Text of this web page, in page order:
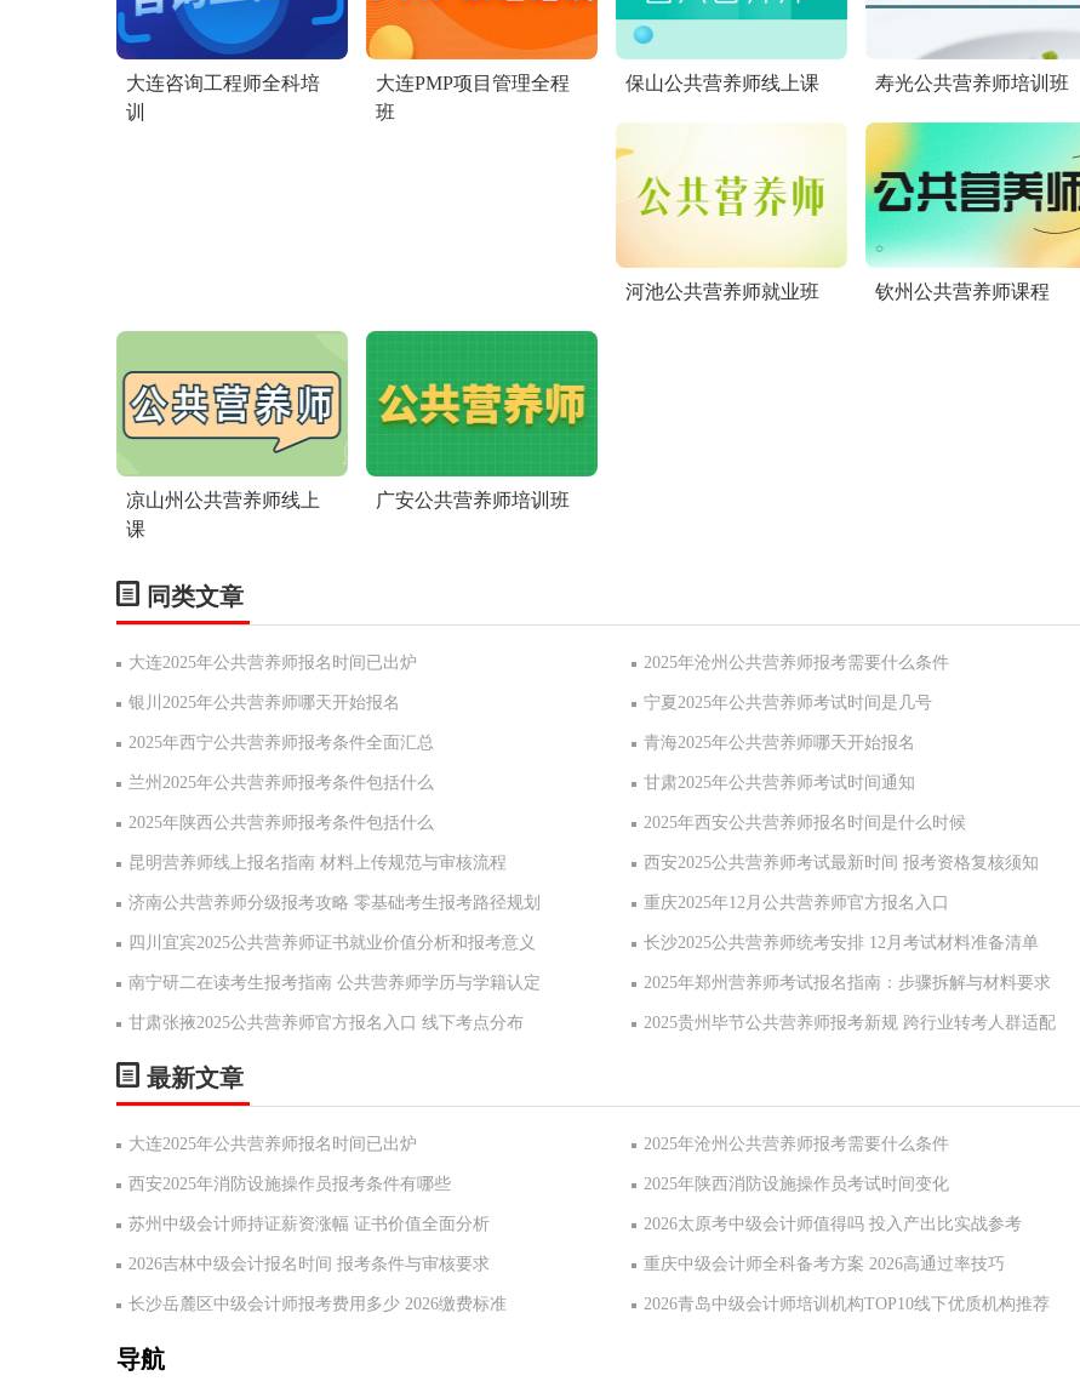
大连咨询工程师全科培
训
大连PMP项目管理全程
班
保山公共营养师线上课 寿光公共营养师培训班
河池公共营养师就业班 钦州公共营养师课程
凉山州公共营养师线上
课
广安公共营养师培训班
同类文章
大连2025年公共营养师报名时间已出炉 2025年沧州公共营养师报考需要什么条件
银川2025年公共营养师哪天开始报名 宁夏2025年公共营养师考试时间是几号
2025年西宁公共营养师报考条件全面汇总 青海2025年公共营养师哪天开始报名
兰州2025年公共营养师报考条件包括什么 甘肃2025年公共营养师考试时间通知
2025年陕西公共营养师报考条件包括什么 2025年西安公共营养师报名时间是什么时候
昆明营养师线上报名指南 材料上传规范与审核流程 西安2025公共营养师考试最新时间 报考资格复核须知
济南公共营养师分级报考攻略 零基础考生报考路径规划 重庆2025年12月公共营养师官方报名入口
四川宜宾2025公共营养师证书就业价值分析和报考意义 长沙2025公共营养师统考安排 12月考试材料准备清单
南宁研二在读考生报考指南 公共营养师学历与学籍认定 2025年郑州营养师考试报名指南：步骤拆解与材料要求
甘肃张掖2025公共营养师官方报名入口 线下考点分布 2025贵州毕节公共营养师报考新规 跨行业转考人群适配
最新文章
大连2025年公共营养师报名时间已出炉 2025年沧州公共营养师报考需要什么条件
西安2025年消防设施操作员报考条件有哪些 2025年陕西消防设施操作员考试时间变化
苏州中级会计师持证薪资涨幅 证书价值全面分析 2026太原考中级会计师值得吗 投入产出比实战参考
2026吉林中级会计报名时间 报考条件与审核要求 重庆中级会计师全科备考方案 2026高通过率技巧
长沙岳麓区中级会计师报考费用多少 2026缴费标准 2026青岛中级会计师培训机构TOP10线下优质机构推荐
导航